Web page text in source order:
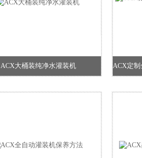
ACX大桶装纯净水灌装机